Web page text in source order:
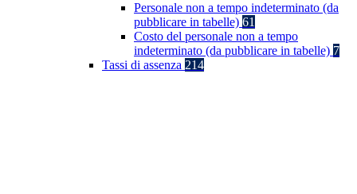
Personale non a tempo indeterminato (da
pubblicare in tabelle) 61
Costo del personale non a tempo
indeterminato (da pubblicare in tabelle) 7
Tassi di assenza 214